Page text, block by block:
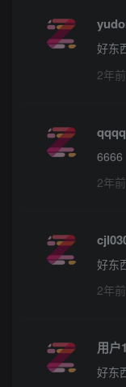
好东
2年前
6666
2年前
好东
2年前
用户
好东